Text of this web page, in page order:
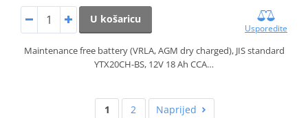
U košaricu
Usporedite
Maintenance free battery (VRLA, AGM dry charged), JIS standard
YTX20CH-BS, 12V 18 Ah CCA…
1 2 Naprijed